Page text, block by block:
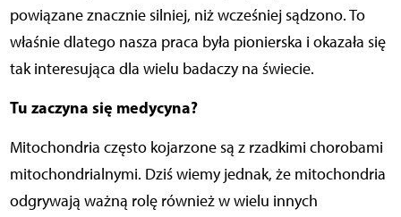
powiązane znacznie silniej, niż wcześniej sądzono. To
właśnie dlatego nasza praca była pionierska i okazała się
tak interesująca dla wielu badaczy na świecie.
Tu zaczyna się medycyna?
Mitochondria często kojarzone są z rzadkimi chorobami
mitochondrialnymi. Dziś wiemy jednak, że mitochondria
odgrywają ważną rolę również w wielu innych